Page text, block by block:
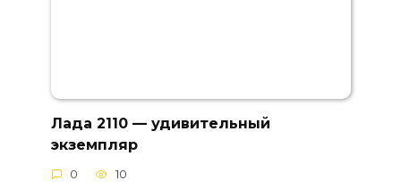
Лада 2110 — удивительный
экземпляр
0 10